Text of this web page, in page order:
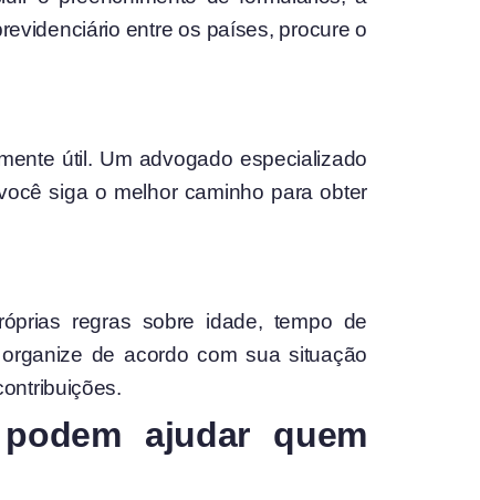
entre os países, procure o
útil. Um advogado especializado
siga o melhor caminho para obter
regras sobre idade, tempo de
de acordo com sua situação
ajudar quem